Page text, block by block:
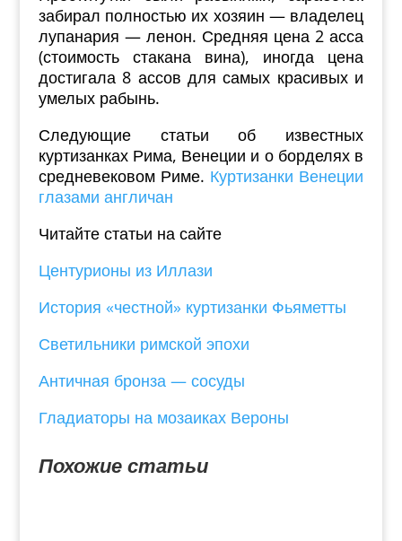
забирал полностью их хозяин — владелец
лупанария — ленон. Средняя цена 2 асса
(стоимость стакана вина), иногда цена
достигала 8 ассов для самых красивых и
умелых рабынь.
Следующие статьи об известных
куртизанках Рима, Венеции и о борделях в
средневековом Риме. Куртизанки Венеции
глазами англичан
Читайте статьи на сайте
Центурионы из Иллази
История «честной» куртизанки Фьяметты
Светильники римской эпохи
Античная бронза — сосуды
Гладиаторы на мозаиках Вероны
Похожие статьи